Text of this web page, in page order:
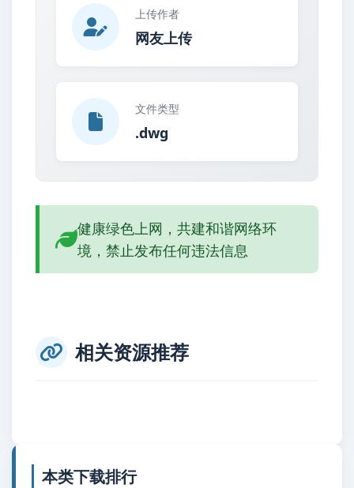
上传作者
网友上传
文件类型
.dwg
健康绿色上网，共建和谐网络环
境，禁止发布任何违法信息
相关资源推荐
本类下载排行